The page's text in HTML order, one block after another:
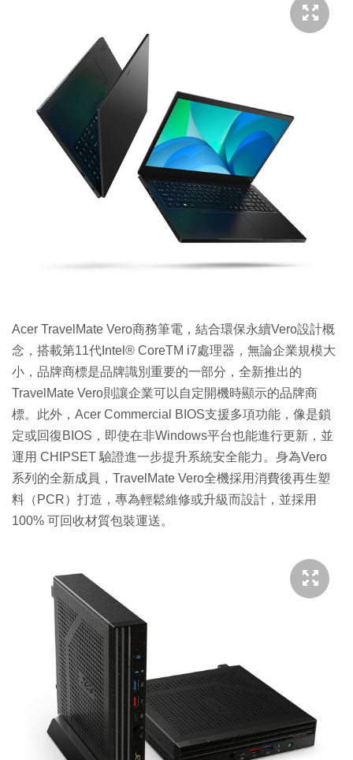
Acer TravelMate Vero商務筆電，結合環保永續Vero設計概
念，搭載第11代Intel® CoreTM i7處理器，無論企業規模大
小，品牌商標是品牌識別重要的一部分，全新推出的
TravelMate Vero則讓企業可以自定開機時顯示的品牌商
標。此外，Acer Commercial BIOS支援多項功能，像是鎖
定或回復BIOS，即使在非Windows平台也能進行更新，並
運用 CHIPSET 驗證進一步提升系統安全能力。身為Vero
系列的全新成員，TravelMate Vero全機採用消費後再生塑
料（PCR）打造，專為輕鬆維修或升級而設計，並採用
100% 可回收材質包裝運送。